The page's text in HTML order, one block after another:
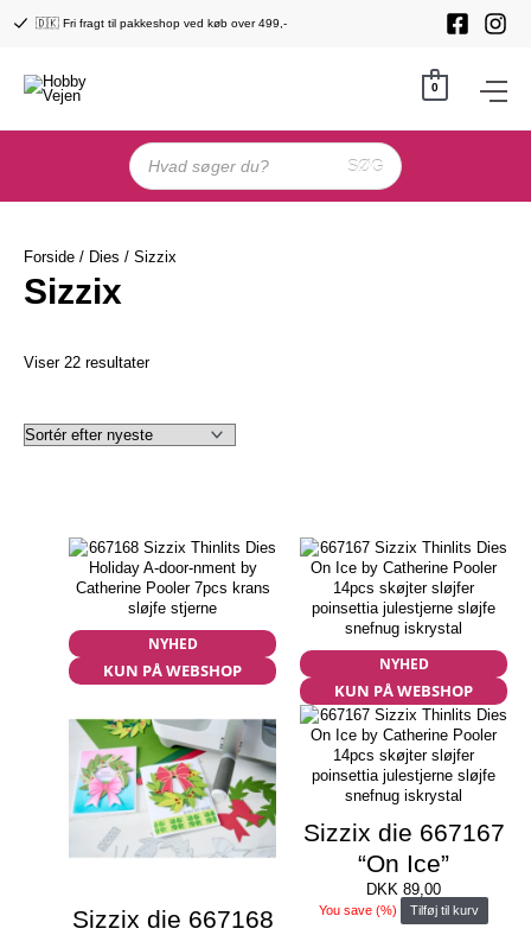
🇩🇰 Fri fragt til pakkeshop ved køb over 499,-
0
Products
search
SØG
Forside / Dies / Sizzix
Sizzix
Viser 22 resultaterSorteret
NYHED
KUN PÅ WEBSHOP
Sizzix die 667168
NYHED
KUN PÅ WEBSHOP
Sizzix die 667167
“On Ice”
DKK 89,00
You save (%) Tilføj til kurv